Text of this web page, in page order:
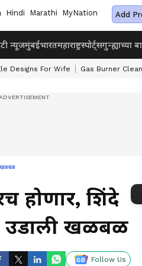
Hindi Marathi MyNation Add
न्यूजमुंबईभारतमहाराष्ट्रस्पोर्ट्सगुन्ह्याच्या
Designs For Wife Gas Burner
खळबळ
होणार, शिंदे
उडाली खळबळ
Follow Us